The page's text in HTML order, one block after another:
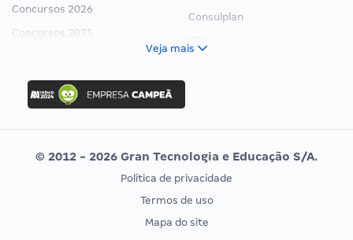
Concursos 2026
Concursos 2025
Concurso Ibama
Concurso MPU
Editais publicados
Consulplan
Vunesp
CONCURSOS POR PROFISSÃO
EXAME DE ORDEM
Veja mais
© 2012 - 2026 Gran Tecnologia e Educação S/A.
Política de privacidade
Termos de uso
Mapa do site